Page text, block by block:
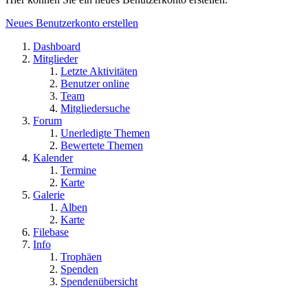
Neues Benutzerkonto erstellen
Dashboard
Mitglieder
Letzte Aktivitäten
Benutzer online
Team
Mitgliedersuche
Forum
Unerledigte Themen
Bewertete Themen
Kalender
Termine
Karte
Galerie
Alben
Karte
Filebase
Info
Trophäen
Spenden
Spendenübersicht